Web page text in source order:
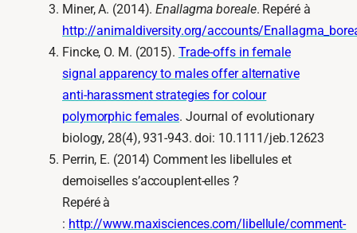
Miner, A. (2014).Enallagma boreale. Repéré à
http://animaldiversity.org/accounts/
Fincke, O. M. (2015). Trade‐offs in female
signal apparency to males offer alternative
anti‐harassment strategies for colour
polymorphic females. Journal of evolutionary
biology, 28(4), 931-943. doi: 10.1111/jeb.12623
Perrin, E. (2014) Comment les libellules et
demoiselles s’accouplent-elles ?
Repéré à
: http://www.maxisciences.com/libellule/comment-